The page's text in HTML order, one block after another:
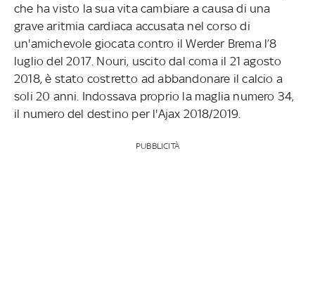
che ha visto la sua vita cambiare a causa di una
grave aritmia cardiaca accusata nel corso di
un'amichevole giocata contro il Werder Brema l’8
luglio del 2017. Nouri, uscito dal coma il 21 agosto
2018, è stato costretto ad abbandonare il calcio a
soli 20 anni. Indossava proprio la maglia numero 34,
il numero del destino per l'Ajax 2018/2019.
PUBBLICITÀ